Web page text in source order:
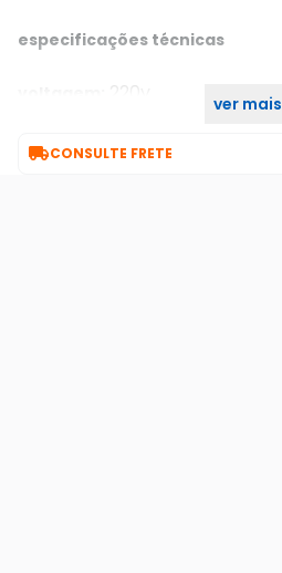
especificações técnicas
220v ver mais
CONSULTE FRETE